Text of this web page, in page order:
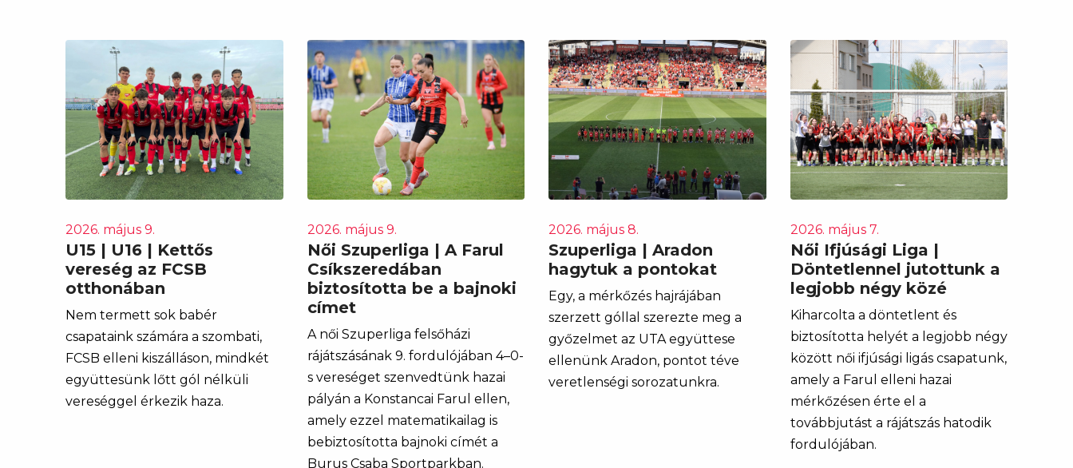
2026. május 9.
U15 | U16 | Kettős
vereség az FCSB
otthonában
Nem termett sok babér
csapataink számára a szombati,
FCSB elleni kiszálláson, mindkét
együttesünk lőtt gól nélküli
vereséggel érkezik haza.
2026. május 9.
Női Szuperliga | A Farul
Csíkszeredában
biztosította be a bajnoki
címet
A női Szuperliga felsőházi
rájátszásának 9. fordulójában 4–0-
s vereséget szenvedtünk hazai
pályán a Konstancai Farul ellen,
amely ezzel matematikailag is
bebiztosította bajnoki címét a
Burus Csaba Sportparkban.
2026. május 8.
Szuperliga | Aradon
hagytuk a pontokat
Egy, a mérkőzés hajrájában
szerzett góllal szerezte meg a
győzelmet az UTA együttese
ellenünk Aradon, pontot téve
veretlenségi sorozatunkra.
2026. május 7.
Női Ifjúsági Liga |
Döntetlennel jutottunk a
legjobb négy közé
Kiharcolta a döntetlent és
biztosította helyét a legjobb négy
között női ifjúsági ligás csapatunk,
amely a Farul elleni hazai
mérkőzésen érte el a
továbbjutást a rájátszás hatodik
fordulójában.